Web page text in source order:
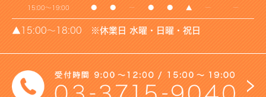
15:00～19:00 ● ● ー ● ● ▲ ー ー
▲15:00～18:00 ※休業日 水曜・日曜・祝日